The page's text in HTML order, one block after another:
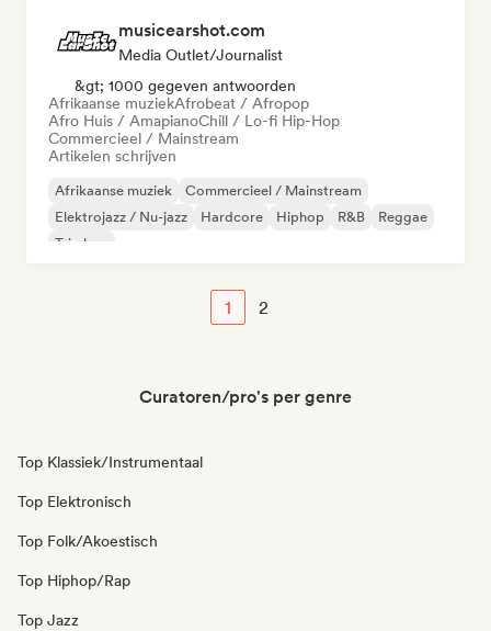
musicearshot.com
Media Outlet/Journalist
&gt; 1000 gegeven antwoorden
Afrikaanse muziekAfrobeat / Afropop
Afro Huis / AmapianoChill / Lo-fi Hip-Hop
Commercieel / Mainstream
Artikelen schrijven
Afrikaanse muziek
Commercieel / Mainstream
Elektrojazz / Nu-jazz
Hardcore Hiphop R&B
Reggae
Trip hop
1 2
Curatoren/pro's per genre
Top Klassiek/Instrumentaal
Top Elektronisch
Top Folk/Akoestisch
Top Hiphop/Rap
Top Jazz